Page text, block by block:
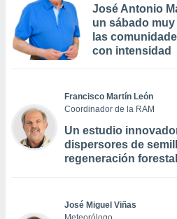
José Antonio
un sábado
las
con intensidad
Francisco Martín León
Coordinador de la RAM
Un estudio
dispersores de
regeneración forestal
José Miguel Viñas